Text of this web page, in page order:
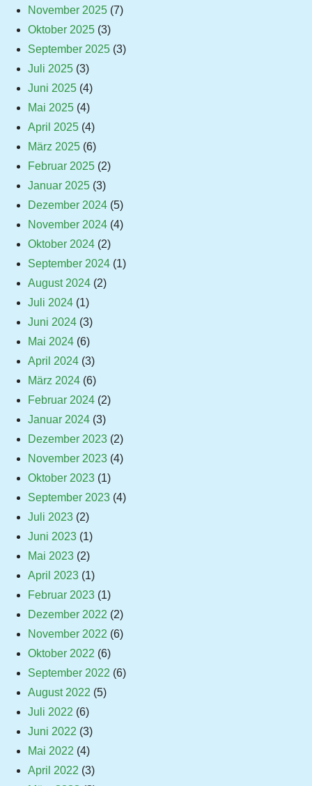
November 2025 (7)
Oktober 2025 (3)
September 2025 (3)
Juli 2025 (3)
Juni 2025 (4)
Mai 2025 (4)
April 2025 (4)
März 2025 (6)
Februar 2025 (2)
Januar 2025 (3)
Dezember 2024 (5)
November 2024 (4)
Oktober 2024 (2)
September 2024 (1)
August 2024 (2)
Juli 2024 (1)
Juni 2024 (3)
Mai 2024 (6)
April 2024 (3)
März 2024 (6)
Februar 2024 (2)
Januar 2024 (3)
Dezember 2023 (2)
November 2023 (4)
Oktober 2023 (1)
September 2023 (4)
Juli 2023 (2)
Juni 2023 (1)
Mai 2023 (2)
April 2023 (1)
Februar 2023 (1)
Dezember 2022 (2)
November 2022 (6)
Oktober 2022 (6)
September 2022 (6)
August 2022 (5)
Juli 2022 (6)
Juni 2022 (3)
Mai 2022 (4)
April 2022 (3)